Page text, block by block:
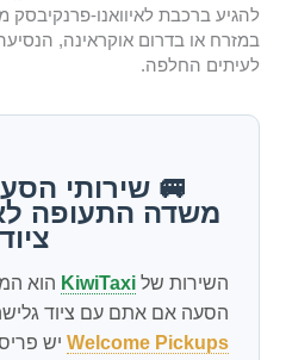
להגיע ברכבת לאיוואנו-פרנקיבסק
במזרח או בדרום אוקראינה,
לעיתים החלפה.
🚐 שירותי
משדה התעופה
השירות שלKiwiTaxi הוא
הסעה אם אתם עם ציוד
Welcome Pickups יש